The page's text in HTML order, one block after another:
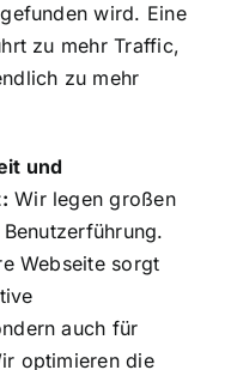
wird. Eine
zu mehr Traffic,
zu mehr
und
Wir legen großen
Webseite sorgt
auch für
optimieren die